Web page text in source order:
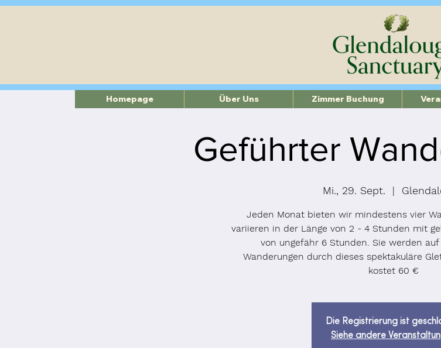
Geführter
Mi., 29. Sept.
  |
Jeden Monat bieten wir mindestens vier
variieren in der Länge von 2 - 4 Stunden mit
von ungefähr 6 Stunden. Sie werden
Wanderungen durch dieses spektakuläre
kostet 60 €
Die Registrierung ist
Siehe andere
Homepage Über Uns Zimmer Buchung